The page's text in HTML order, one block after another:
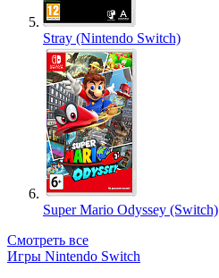
Stray (Nintendo Switch)
Super Mario Odyssey (Switch)
Смотреть все
Игры Nintendo Switch